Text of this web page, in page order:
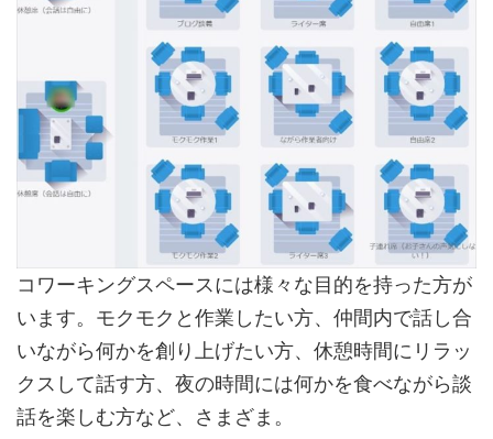
コワーキングスペースには様々な目的を持った方が
います。モクモクと作業したい方、仲間内で話し合
いながら何かを創り上げたい方、休憩時間にリラッ
クスして話す方、夜の時間には何かを食べながら談
話を楽しむ方など、さまざま。